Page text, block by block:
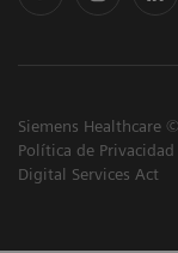
Siemens Healthcare
Política de Privacidad
Digital Services Act